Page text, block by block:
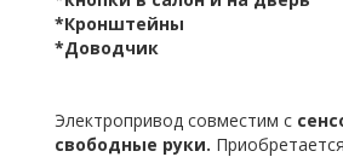
*Кронштейны
*Доводчик
Электропривод совместим с
свободные руки.